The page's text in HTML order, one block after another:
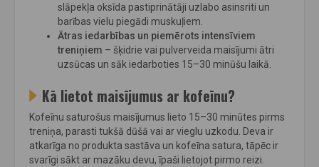
slāpekļa oksīda pastiprinātāji uzlabo asinsriti un
barības vielu piegādi muskuļiem.
Ātras iedarbības un piemērots intensīviem
treniņiem – šķidrie vai pulverveida maisījumi ātri
uzsūcas un sāk iedarboties 15–30 minūšu laikā.
Kā lietot maisījumus ar kofeīnu?
Kofeīnu saturošus maisījumus lieto 15–30 minūtes pirms
treniņa, parasti tukšā dūšā vai ar vieglu uzkodu. Deva ir
atkarīga no produkta sastāva un kofeīna satura, tāpēc ir
svarīgi sākt ar mazāku devu, īpaši lietojot pirmo reizi.